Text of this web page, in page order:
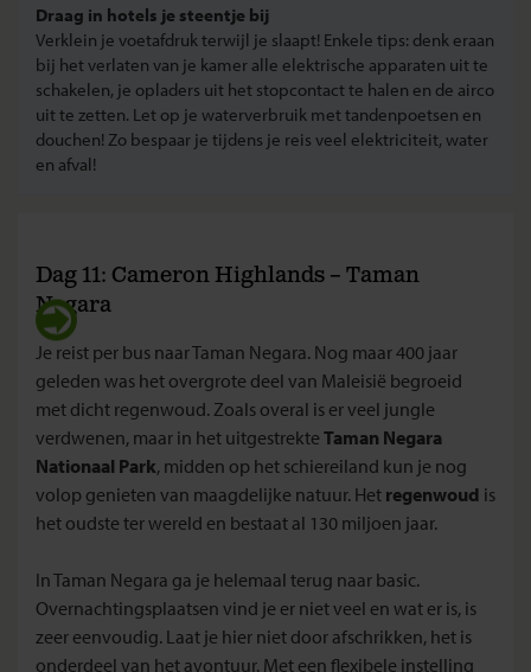
Draag in hotels je steentje bij
Verklein je voetafdruk terwijl je slaapt! Enkele tips: denk eraan
bij het verlaten van je kamer alle elektrische apparaten uit te
schakelen, je opladers uit het stopcontact te halen en de airco
uit te zetten. Let op je waterverbruik met tandenpoetsen en
douchen! Zo bespaar je tijdens je reis veel elektriciteit, water
en afval!
Dag 11: Cameron Highlands – Taman
Negara
Je reist per bus naar Taman Negara. Nog maar 400 jaar
geleden was het overgrote deel van Maleisië begroeid
met dicht regenwoud. Zoals overal is er veel jungle
verdwenen, maar in het uitgestrekte Taman Negara
Nationaal Park, midden op het schiereiland kun je nog
volop genieten van maagdelijke natuur. Het regenwoud is
het oudste ter wereld en bestaat al 130 miljoen jaar.
In Taman Negara ga je helemaal terug naar basic.
Overnachtingsplaatsen vind je er niet veel en wat er is, is
zeer eenvoudig. Laat je hier niet door afschrikken, het is
onderdeel van het avontuur. Met een flexibele instelling